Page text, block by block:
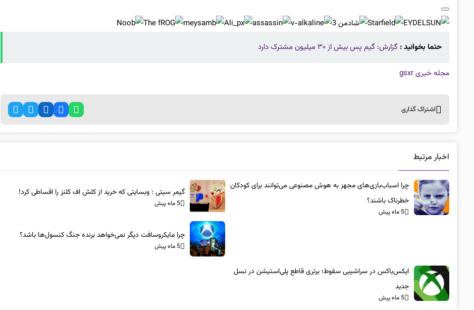
حتما بخوانید : گزارش: گیم پس بیش از ۳۰ میلیون مشترک دارد
مجله خبری gsxr
اشتراک گذاری
اخبار مرتبط
چرا اسباب‌بازی‌های مجهز به هوش مصنوعی می‌توانند برای کودکان
خطرناک باشند؟
5 ماه پیش
گیمر سیتی : وبسایتی که خرید از کلش اف کلنز را اقساطی کرد!
5 ماه پیش
چرا مایکروسافت دیگر نمی‌خواهد برنده جنگ کنسول‌ها باشد؟
5 ماه پیش
ایکس‌باکس در سراشیبی سقوط؛ برتری قاطع پلی‌استیشن در نسل
جدید
5 ماه پیش